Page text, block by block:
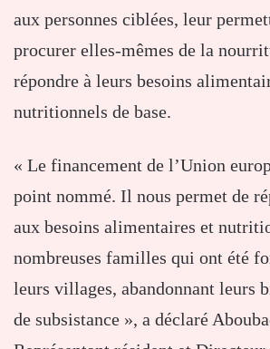
aux personnes ciblées, leur
procurer elles-mêmes de la
répondre à leurs besoins
nutritionnels de base.
« Le financement de l’Union
point nommé. Il nous permet de
aux besoins alimentaires et
nombreuses familles qui ont été
leurs villages, abandonnant leurs
de subsistance », a déclaré